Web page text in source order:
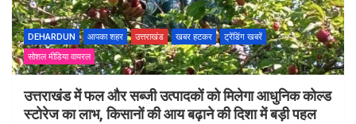
DEHARDUN आपका शहर उत्तराखंड खबर हटकर
ट्रेंडिंग खबरें
सोशल मीडिया वायरल
उत्तराखंड में फल और सब्जी उत्पादकों को मिलेगा आधुनिक कोल्ड
स्टोरेज का लाभ, किसानों की आय बढ़ाने की दिशा में बड़ी पहल